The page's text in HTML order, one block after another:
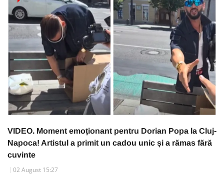
VIDEO. Moment emoționant pentru Dorian Popa la Cluj-
Napoca! Artistul a primit un cadou unic și a rămas fără
cuvinte
02 August 15:27